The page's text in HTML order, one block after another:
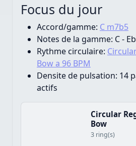
Focus du jour
Accord/gamme: C m7b5
Notes de la gamme: C -
Rythme circulaire:
Bow a 96 BPM
Densite de pulsation: 14
actifs
Circular
Bow
3 ring(s)